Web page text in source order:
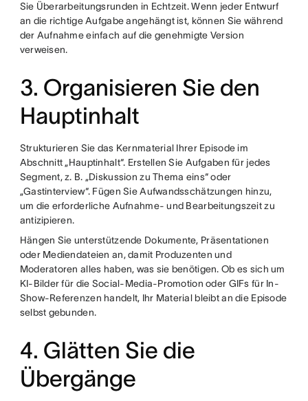
Sie Überarbeitungsrunden in Echtzeit. Wenn jeder Entwurf
an die richtige Aufgabe angehängt ist, können Sie während
der Aufnahme einfach auf die genehmigte Version
verweisen.
3. Organisieren Sie den
Hauptinhalt
Strukturieren Sie das Kernmaterial Ihrer Episode im
Abschnitt „Hauptinhalt“. Erstellen Sie Aufgaben für jedes
Segment, z. B. „Diskussion zu Thema eins“ oder
„Gastinterview“. Fügen Sie Aufwandsschätzungen hinzu,
um die erforderliche Aufnahme- und Bearbeitungszeit zu
antizipieren.
Hängen Sie unterstützende Dokumente, Präsentationen
oder Mediendateien an, damit Produzenten und
Moderatoren alles haben, was sie benötigen. Ob es sich um
KI-Bilder für die Social-Media-Promotion oder GIFs für In-
Show-Referenzen handelt, Ihr Material bleibt an die Episode
selbst gebunden.
4. Glätten Sie die
Übergänge